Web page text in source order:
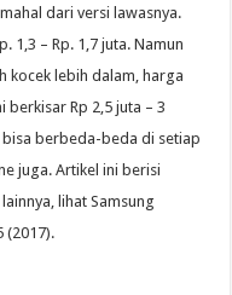
dari versi lawasnya.
1,3 – Rp. 1,7 juta. Namun
kocek lebih dalam, harga
berkisar Rp 2,5 juta – 3
bisa berbeda-beda di setiap
juga. Artikel ini berisi
lihat Samsung
(2017).